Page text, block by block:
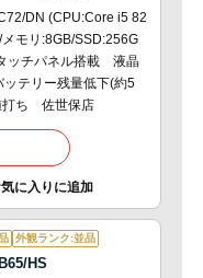
DN (CPU:Core i5 82
モリ:8GB/SSD:256G
ッチパネル搭載 液晶
ッテリー残量低下(約5
打ち 佐世保店
外観ランク:並品
HS